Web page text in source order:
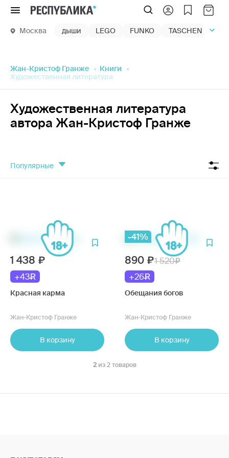
Меню
Москва дыши LEGO FUNKO TASCHEN
Жан-Кристоф Гранже
Книги
Художественная литература
Художественная литература
автора Жан-Кристоф Гранже
популярные
1 438
+43
Красная карма
Жан-Кристоф Гранже
В корзину
-41%
890
1 520
+26
Обещания богов
Жан-Кристоф Гранже
В корзину
2 из 2 товаров